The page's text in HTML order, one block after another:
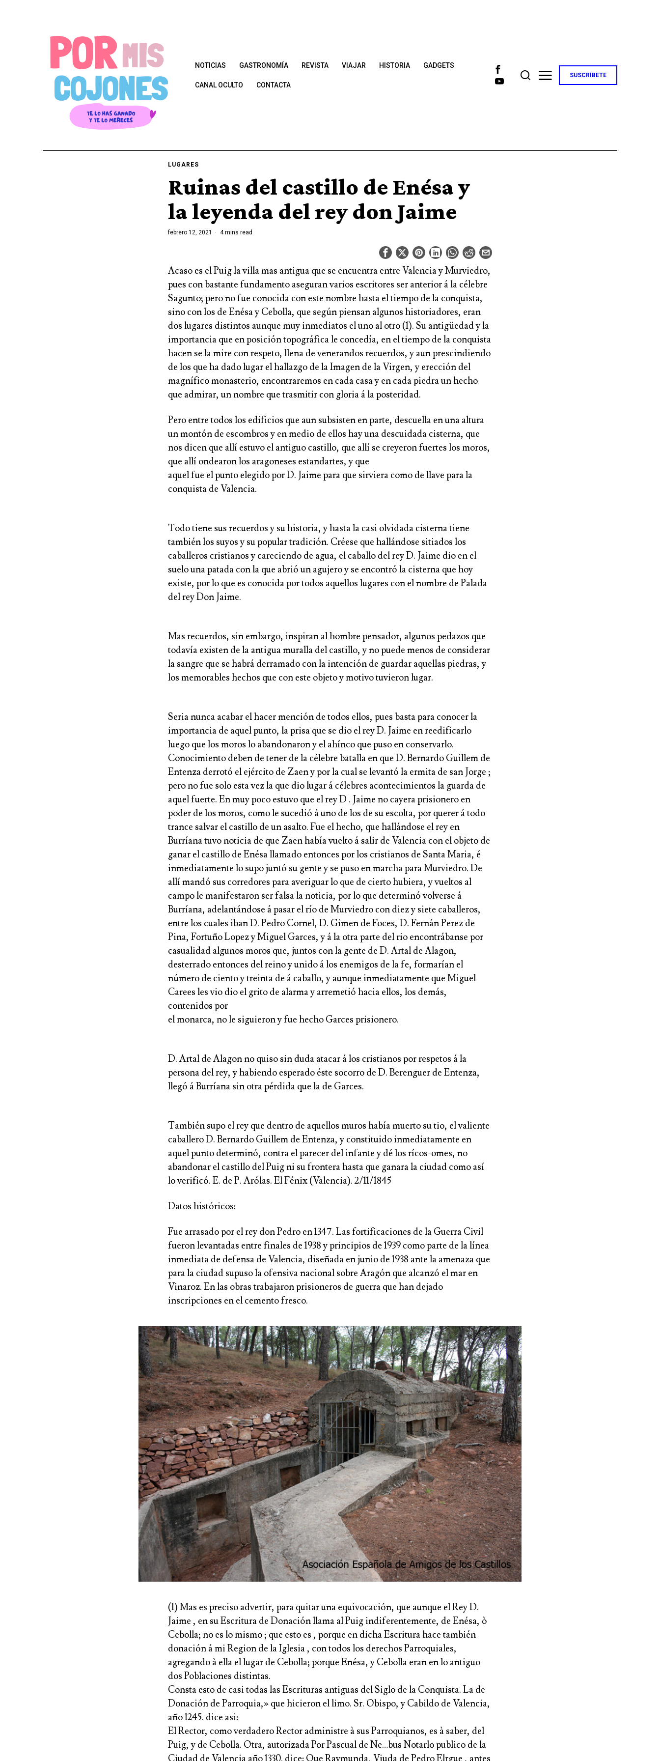
NOTICIAS GASTRONOMÍA REVISTA VIAJAR HISTORIA GADGETS
CANAL OCULTO CONTACTA
SUSCRÍBETE
LUGARES
Ruinas del castillo de Enésa y
la leyenda del rey don Jaime
febrero 12, 2021 4 mins read
Acaso es el Puig la villa mas antigua que se encuentra entre Valencia y Murviedro,
pues con bastante fundamento aseguran varios escritores ser anterior á la célebre
Sagunto; pero no fue conocida con este nombre hasta el tiempo de la conquista,
sino con los de Enésa y Cebolla, que según piensan algunos historiadores, eran
dos lugares distintos aunque muy inmediatos el uno al otro (1). Su antigüedad y la
importancia que en posición topográfica le concedía, en el tiempo de la conquista
hacen se la mire con respeto, llena de venerandos recuerdos, y aun prescindiendo
de los que ha dado lugar el hallazgo de la Imagen de la Virgen, y erección del
magnífico monasterio, encontraremos en cada casa y en cada piedra un hecho
que admirar, un nombre que trasmitir con gloria á la posteridad.
Pero entre todos los edificios que aun subsisten en parte, descuella en una altura
un montón de escombros y en medio de ellos hay una descuidada cisterna, que
nos dicen que allí estuvo el antiguo castillo, que allí se creyeron fuertes los moros,
que allí ondearon los aragoneses estandartes, y que
aquel fue el punto elegido por D. Jaime para que sirviera como de llave para la
conquista de Valencia.
Todo tiene sus recuerdos y su historia, y hasta la casi olvidada cisterna tiene
también los suyos y su popular tradición. Créese que hallándose sitiados los
caballeros cristianos y careciendo de agua, el caballo del rey D. Jaime dio en el
suelo una patada con la que abrió un agujero y se encontró la cisterna que hoy
existe, por lo que es conocida por todos aquellos lugares con el nombre de Palada
del rey Don Jaime.
Mas recuerdos, sin embargo, inspiran al hombre pensador, algunos pedazos que
todavía existen de la antigua muralla del castillo, y no puede menos de considerar
la sangre que se habrá derramado con la intención de guardar aquellas piedras, y
los memorables hechos que con este objeto y motivo tuvieron lugar.
Seria nunca acabar el hacer mención de todos ellos, pues basta para conocer la
importancia de aquel punto, la prisa que se dio el rey D. Jaime en reedificarlo
luego que los moros lo abandonaron y el ahínco que puso en conservarlo.
Conocimiento deben de tener de la célebre batalla en que D. Bernardo Guillem de
Entenza derrotó el ejército de Zaen y por la cual se levantó la ermita de san Jorge ;
pero no fue solo esta vez la que dio lugar á célebres acontecimientos la guarda de
aquel fuerte. En muy poco estuvo que el rey D . Jaime no cayera prisionero en
poder de los moros, como le sucedió á uno de los de su escolta, por querer á todo
trance salvar el castillo de un asalto. Fue el hecho, que hallándose el rey en
Burríana tuvo noticia de que Zaen había vuelto á salir de Valencia con el objeto de
ganar el castillo de Enésa llamado entonces por los cristianos de Santa Maria, é
inmediatamente lo supo juntó su gente y se puso en marcha para Murviedro. De
allí mandó sus corredores para averiguar lo que de cierto hubiera, y vueltos al
campo le manifestaron ser falsa la noticia, por lo que determinó volverse á
Burríana, adelantándose á pasar el río de Murviedro con diez y siete caballeros,
entre los cuales iban D. Pedro Cornel, D. Gimen de Foces, D. Fernán Perez de
Pina, Fortuño Lopez y Miguel Garces, y á la otra parte del rio encontrábanse por
casualidad algunos moros que, juntos con la gente de D. Artal de Alagon,
desterrado entonces del reino y unido á los enemigos de la fe, formarían el
número de ciento y treinta de á caballo, y aunque inmediatamente que Miguel
Carees les vio dio el grito de alarma y arremetió hacia ellos, los demás,
contenidos por
el monarca, no le siguieron y fue hecho Garces prisionero.
D. Artal de Alagon no quiso sin duda atacar á los cristianos por respetos á la
persona del rey, y habiendo esperado éste socorro de D. Berenguer de Entenza,
llegó á Burríana sin otra pérdida que la de Garces.
También supo el rey que dentro de aquellos muros había muerto su tio, el valiente
caballero D. Bernardo Guillem de Entenza, y constituido inmediatamente en
aquel punto determinó, contra el parecer del infante y dé los rícos-omes, no
abandonar el castillo del Puig ni su frontera hasta que ganara la ciudad como así
lo verificó. E. de P. Arólas. El Fénix (Valencia). 2/11/1845
Datos históricos:
Fue arrasado por el rey don Pedro en 1347. Las fortificaciones de la Guerra Civil
fueron levantadas entre finales de 1938 y principios de 1939 como parte de la línea
inmediata de defensa de Valencia, diseñada en junio de 1938 ante la amenaza que
para la ciudad supuso la ofensiva nacional sobre Aragón que alcanzó el mar en
Vinaroz. En las obras trabajaron prisioneros de guerra que han dejado
inscripciones en el cemento fresco.
(1) Mas es preciso advertir, para quitar una equivocación, que aunque el Rey D.
Jaime , en su Escritura de Donación llama al Puig indiferentemente, de Enésa, ò
Cebolla; no es lo mismo ; que esto es , porque en dicha Escritura hace también
donación á mi Region de la Iglesia , con todos los derechos Parroquiales,
agregando à ella el lugar de Cebolla; porque Enésa, y Cebolla eran en lo antiguo
dos Poblaciones distintas.
Consta esto de casi todas las Escrituras antiguas del Siglo de la Conquista. La de
Donación de Parroquia,» que hicieron el limo. Sr. Obispo, y Cabildo de Valencia,
año 1245. dice asi:
El Rector, como verdadero Rector administre à sus Parroquianos, es à saber, del
Puig, y de Cebolla. Otra, autorizada Por Pascual de Ne…bus Notarlo publico de la
Ciudad de Valencia año 1330. dice: Que Raymunda, Viuda de Pedro Elrgue , antes